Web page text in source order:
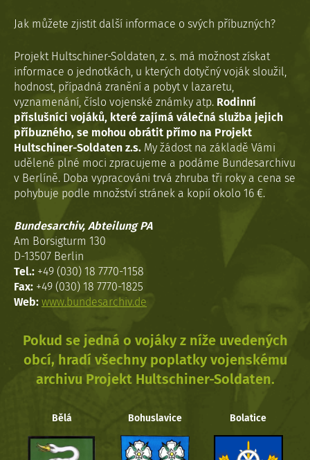
Jak můžete zjistit další informace o svých příbuzných?
Projekt Hultschiner-Soldaten, z. s. má možnost získat
informace o jednotkách, u kterých dotyčný voják sloužil,
hodnost, případná zranění a pobyt v lazaretu,
vyznamenání, číslo vojenské známky atp. Rodinní
příslušníci vojáků, které zajímá válečná služba jejich
příbuzného, se mohou obrátit přímo na Projekt
Hultschiner-Soldaten z.s. My žádost na základě Vámi
udělené plné moci zpracujeme a podáme Bundesarchivu
v Berlíně. Doba vypracováni trvá zhruba tři roky a cena se
pohybuje podle množství stránek a kopií okolo 16 €.
Bundesarchiv, Abteilung PA
Am Borsigturm 130
D-13507 Berlin
Tel.: +49 (030) 18 7770-1158
Fax: +49 (030) 18 7770-1825
Web: www.bundesarchiv.de
Pokud se jedná o vojáky z níže uvedených
obcí, hradí všechny poplatky vojenskému
archivu Projekt Hultschiner-Soldaten.
Bělá Bohuslavice Bolatice